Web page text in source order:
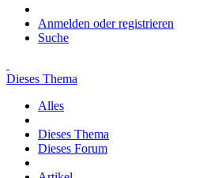
Anmelden oder registrieren
Suche
Dieses Thema
Alles
Dieses Thema
Dieses Forum